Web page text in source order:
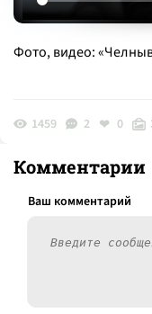
Фото, видео:
1459 2 0
Комментарии